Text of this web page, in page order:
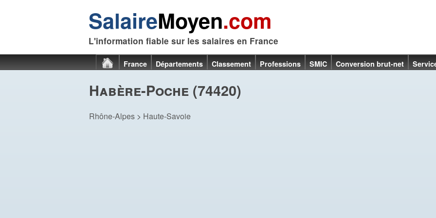
SalaireMoyen.com
L'information fiable sur les salaires en France
France Départements Classement Professions SMIC Conversion brut-net
Habère-Poche (74420)
Rhône-Alpes > Haute-Savoie